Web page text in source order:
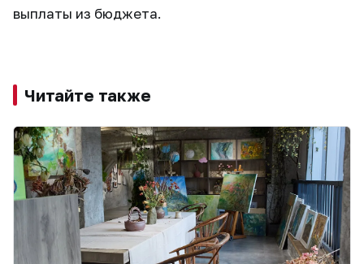
выплаты из бюджета.
Читайте также